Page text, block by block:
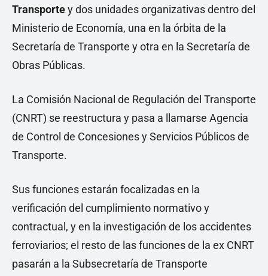
Transportey dos unidades organizativas dentro del
Ministerio de Economía, una en la órbita de la
Secretaría de Transporte y otra en la Secretaría de
Obras Públicas.
La Comisión Nacional de Regulación del Transporte
(CNRT) se reestructura y pasa a llamarse Agencia
de Control de Concesiones y Servicios Públicos de
Transporte.
Sus funciones estarán focalizadas en la
verificación del cumplimiento normativo y
contractual, y en la investigación de los accidentes
ferroviarios; el resto de las funciones de la ex CNRT
pasarán a la Subsecretaría de Transporte